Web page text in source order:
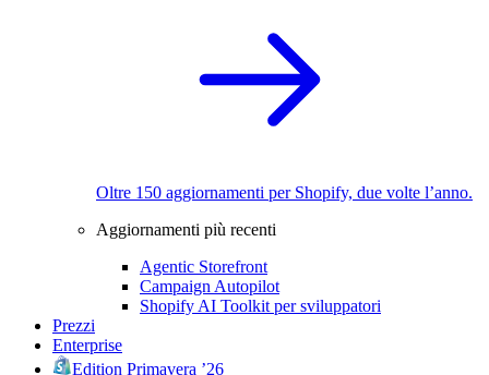
Oltre 150 aggiornamenti per Shopify, due volte l’anno.
Aggiornamenti più recenti
Agentic Storefront
Campaign Autopilot
Shopify AI Toolkit per sviluppatori
Prezzi
Enterprise
Edition Primavera ’26